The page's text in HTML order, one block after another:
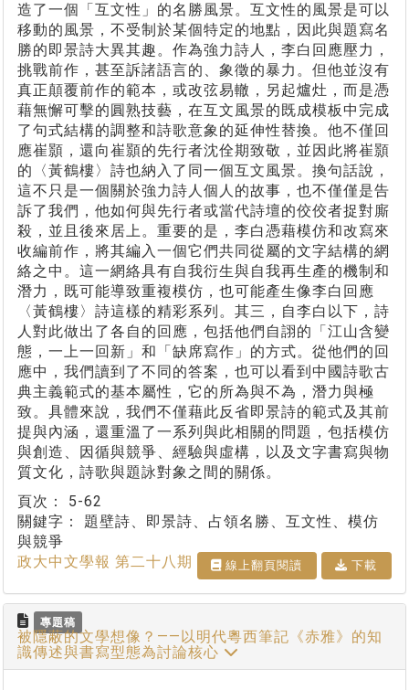
造了一個「互文性」的名勝風景。互文性的風景是可以
移動的風景，不受制於某個特定的地點，因此與題寫名
勝的即景詩大異其趣。作為強力詩人，李白回應壓力，
挑戰前作，甚至訴諸語言的、象徵的暴力。但他並沒有
真正顛覆前作的範本，或改弦易轍，另起爐灶，而是憑
藉無懈可擊的圓熟技藝，在互文風景的既成模板中完成
了句式結構的調整和詩歌意象的延伸性替換。他不僅回
應崔顥，還向崔顥的先行者沈佺期致敬，並因此將崔顥
的〈黃鶴樓〉詩也納入了同一個互文風景。換句話說，
這不只是一個關於強力詩人個人的故事，也不僅僅是告
訴了我們，他如何與先行者或當代詩壇的佼佼者捉對廝
殺，並且後來居上。重要的是，李白憑藉模仿和改寫來
收編前作，將其編入一個它們共同從屬的文字結構的網
絡之中。這一網絡具有自我衍生與自我再生產的機制和
潛力，既可能導致重複模仿，也可能產生像李白回應
〈黃鶴樓〉詩這樣的精彩系列。其三，自李白以下，詩
人對此做出了各自的回應，包括他們自詡的「江山含變
態，一上一回新」和「缺席寫作」的方式。從他們的回
應中，我們讀到了不同的答案，也可以看到中國詩歌古
典主義範式的基本屬性，它的所為與不為，潛力與極
致。具體來說，我們不僅藉此反省即景詩的範式及其前
提與內涵，還重溫了一系列與此相關的問題，包括模仿
與創造、因循與競爭、經驗與虛構，以及文字書寫與物
質文化，詩歌與題詠對象之間的關係。
頁次： 5-62
關鍵字： 題壁詩、即景詩、占領名勝、互文性、模仿
與競爭
政大中文學報 第二十八期
線上翻⾴閱讀 下載
專題稿
被隱蔽的文學想像？——以明代粵西筆記《赤雅》的知
識傳述與書寫型態為討論核心